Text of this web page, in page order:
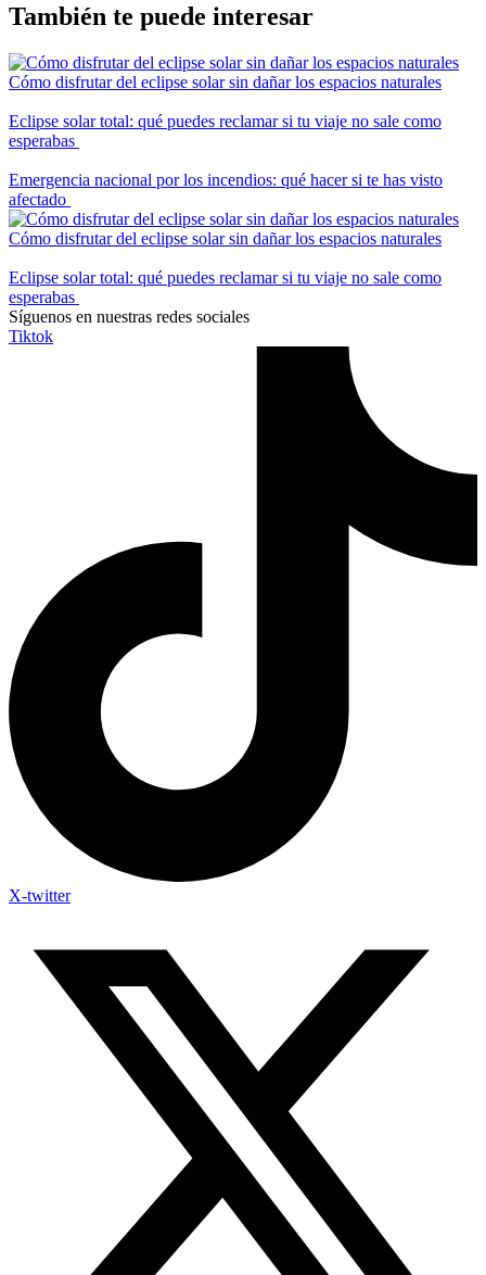
También te puede interesar
Cómo disfrutar del eclipse solar sin dañar los espacios naturales
Eclipse solar total: qué puedes reclamar si tu viaje no sale como
esperabas
Emergencia nacional por los incendios: qué hacer si te has visto
afectado
Cómo disfrutar del eclipse solar sin dañar los espacios naturales
Eclipse solar total: qué puedes reclamar si tu viaje no sale como
esperabas
Síguenos en nuestras redes sociales
Tiktok
X-twitter